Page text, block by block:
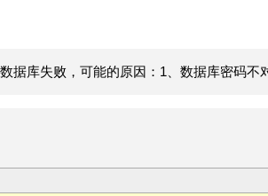
据库失败，可能的原因：1、数据库密码不